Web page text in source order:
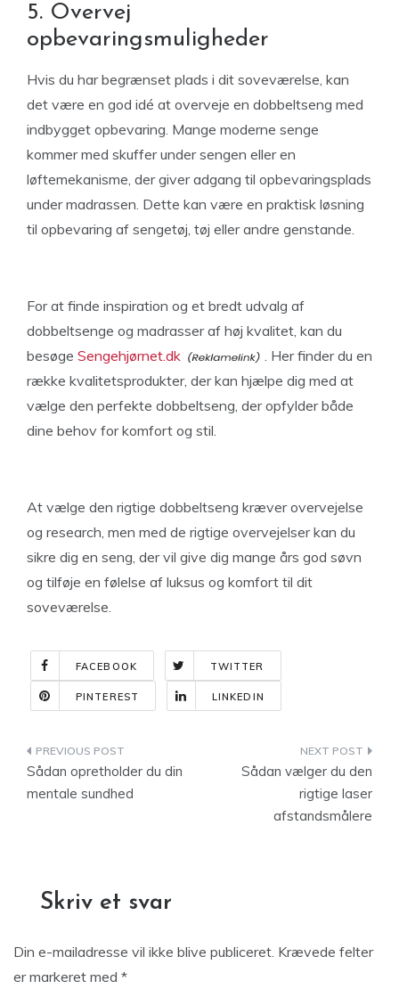
5. Overvej
opbevaringsmuligheder
Hvis du har begrænset plads i dit soveværelse, kan
det være en god idé at overveje en dobbeltseng med
indbygget opbevaring. Mange moderne senge
kommer med skuffer under sengen eller en
løftemekanisme, der giver adgang til opbevaringsplads
under madrassen. Dette kan være en praktisk løsning
til opbevaring af sengetøj, tøj eller andre genstande.
For at finde inspiration og et bredt udvalg af
dobbeltsenge og madrasser af høj kvalitet, kan du
besøge Sengehjørnet.dk
. Her finder du en
række kvalitetsprodukter, der kan hjælpe dig med at
vælge den perfekte dobbeltseng, der opfylder både
dine behov for komfort og stil.
At vælge den rigtige dobbeltseng kræver overvejelse
og research, men med de rigtige overvejelser kan du
sikre dig en seng, der vil give dig mange års god søvn
og tilføje en følelse af luksus og komfort til dit
soveværelse.
FACEBOOK TWITTER
PINTEREST LINKEDIN
Indlægsnavigation
Sådan opretholder du din
mentale sundhed
Sådan vælger du den
rigtige laser
afstandsmålere
Skriv et svar
Din e-mailadresse vil ikke blive publiceret. Krævede felter
er markeret med *